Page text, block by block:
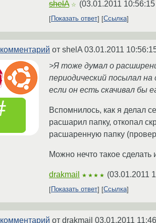
shelA ☆ (03.01.2011
Показать ответ
Ссылка
комментарий от shelA 03.01.2011
>Я тоже думал о
периодический посылал
если он есть скачивал бы
Вспомнилось, как я делал
расшарил папку, откопал
расшаренную папку
Можно нечто такое
drakmail ★★★★ (03.01.2011
Показать ответ Ссылка
комментарий от drakmail 03.01.2011